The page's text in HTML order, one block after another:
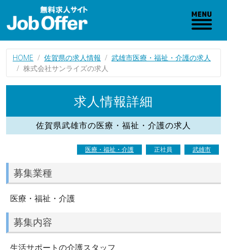
HOME 佐賀県の求人情報
武雄市医療・福祉・介護の求人
株式会社サンライズの求人
求人情報詳細
佐賀県武雄市の医療・福祉・介護の求人
医療・福祉・介護 正社員 武雄市
募集業種
医療・福祉・介護
募集内容
生活サポートの介護スタッフ